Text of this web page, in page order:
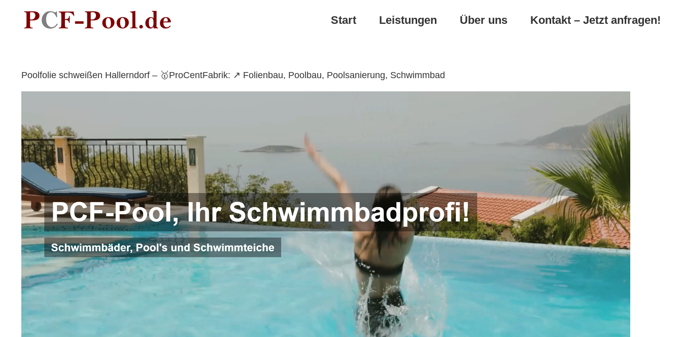
content
Start Leistungen Über uns Kontakt – Jetzt anfragen!
Poolfolie schweißen Hallerndorf – 🥇ProCentFabrik: ↗️ Folienbau, Poolbau, Poolsanierung, Schwimmbad